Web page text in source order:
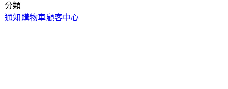
分類
通知 購物車顧客中心